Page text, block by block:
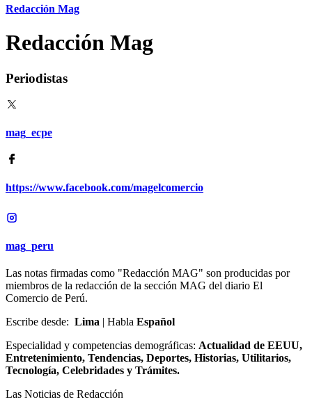
Redacción Mag
Redacción Mag
Periodistas
mag_ecpe
https://www.facebook.com/magelcomercio
mag_peru
Las notas firmadas como "Redacción MAG" son producidas por
miembros de la redacción de la sección MAG del diario El
Comercio de Perú.
Escribe desde: Lima | Habla Español
Especialidad y competencias demográficas: Actualidad de EEUU,
Entretenimiento, Tendencias, Deportes, Historias, Utilitarios,
Tecnología, Celebridades y Trámites.
Las Noticias de Redacción